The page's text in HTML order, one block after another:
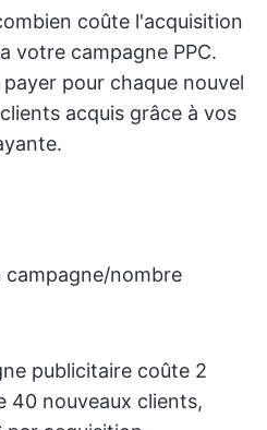
coûte l'acquisition
votre campagne PPC.
pour chaque nouvel
acquis grâce à vos
campagne/nombre
publicitaire coûte 2
40 nouveaux clients,